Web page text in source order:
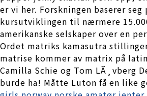
er vi her. Forskningen baserer seg
kursutviklingen til nærmere
amerikanske selskaper over en
Ordet matriks kamasutra
matrise kommer av matrix på
Camilla Schie og Tom LÃ¸vberg
burde ha! Måtte Luton få en like